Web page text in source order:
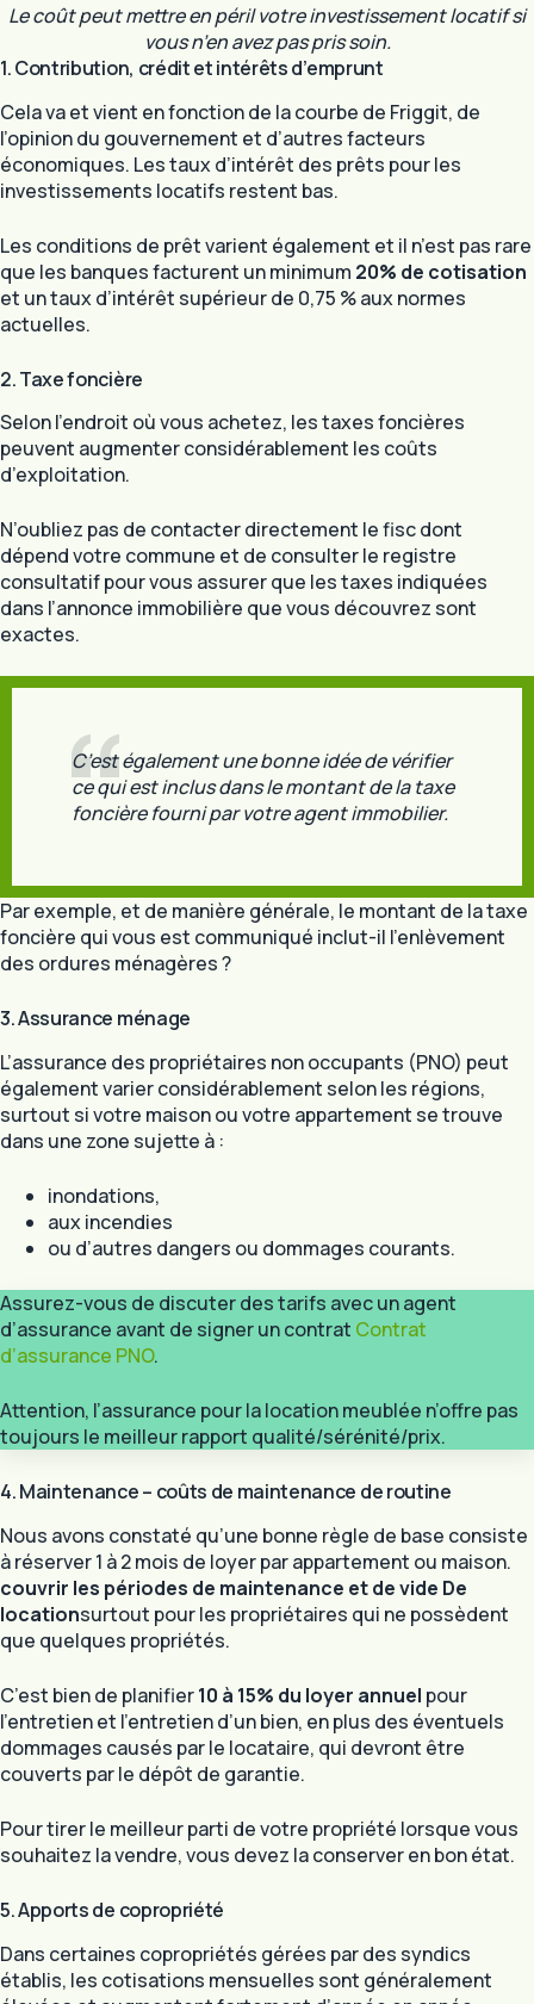
Le coût peut mettre en péril votre investissement locatif si
vous n’en avez pas pris soin.
1. Contribution, crédit et intérêts d’emprunt
Cela va et vient en fonction de la courbe de Friggit, de
l’opinion du gouvernement et d’autres facteurs
économiques. Les taux d’intérêt des prêts pour les
investissements locatifs restent bas.
Les conditions de prêt varient également et il n’est pas rare
que les banques facturent un minimum 20% de cotisation
et un taux d’intérêt supérieur de 0,75 % aux normes
actuelles.
2. Taxe foncière
Selon l’endroit où vous achetez, les taxes foncières
peuvent augmenter considérablement les coûts
d’exploitation.
N’oubliez pas de contacter directement le fisc dont
dépend votre commune et de consulter le registre
consultatif pour vous assurer que les taxes indiquées
dans l’annonce immobilière que vous découvrez sont
exactes.
C’est également une bonne idée de vérifier
ce qui est inclus dans le montant de la taxe
foncière fourni par votre agent immobilier.
Par exemple, et de manière générale, le montant de la taxe
foncière qui vous est communiqué inclut-il l’enlèvement
des ordures ménagères ?
3. Assurance ménage
L’assurance des propriétaires non occupants (PNO) peut
également varier considérablement selon les régions,
surtout si votre maison ou votre appartement se trouve
dans une zone sujette à :
inondations,
aux incendies
ou d’autres dangers ou dommages courants.
Assurez-vous de discuter des tarifs avec un agent
d’assurance avant de signer un contrat Contrat
d’assurance PNO.
Attention, l’assurance pour la location meublée n’offre pas
toujours le meilleur rapport qualité/sérénité/prix.
4. Maintenance – coûts de maintenance de routine
Nous avons constaté qu’une bonne règle de base consiste
à réserver 1 à 2 mois de loyer par appartement ou maison.
couvrir les périodes de maintenance et de vide De
locationsurtout pour les propriétaires qui ne possèdent
que quelques propriétés.
C’est bien de planifier10 à 15% du loyer annuel pour
l’entretien et l’entretien d’un bien, en plus des éventuels
dommages causés par le locataire, qui devront être
couverts par le dépôt de garantie.
Pour tirer le meilleur parti de votre propriété lorsque vous
souhaitez la vendre, vous devez la conserver en bon état.
5. Apports de copropriété
Dans certaines copropriétés gérées par des syndics
établis, les cotisations mensuelles sont généralement